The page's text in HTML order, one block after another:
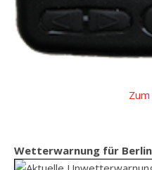
Wetterwarnung für